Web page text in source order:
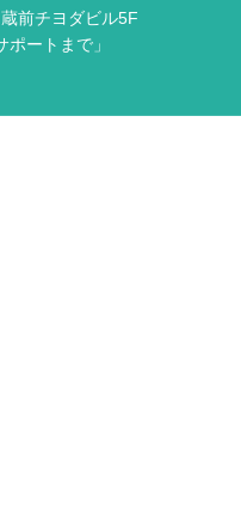
前チヨダビル5F
ートまで」